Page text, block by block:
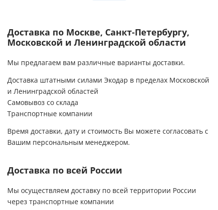
Доставка по Москве, Санкт-Петербургу,
Московской и Ленинградской области
Мы предлагаем вам различные варианты доставки.
Доставка штатными силами Экодар в пределах Московской
и Ленинградской областей
Самовывоз со склада
Транспортные компании
Время доставки, дату и стоимость Вы можете согласовать с
Вашим персональным менеджером.
Доставка по всей России
Мы осуществляем доставку по всей территории России
через транспортные компании